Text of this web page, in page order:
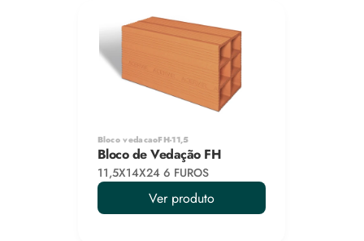
Bloco vedacaoFH-11,5
Bloco de Vedação FH
11,5X14X24 6 FUROS
Ver produto